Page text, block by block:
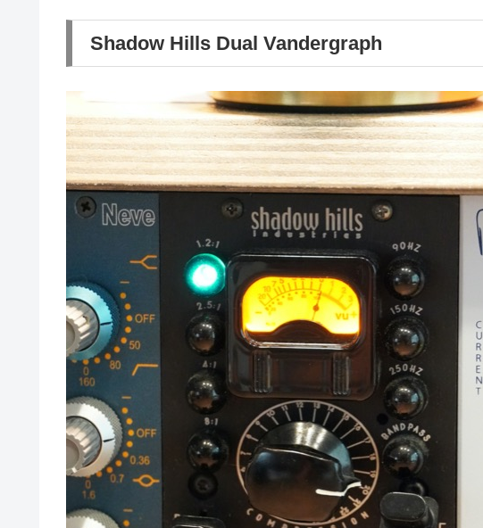
Shadow Hills Dual Vandergraph